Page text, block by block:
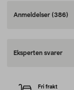
Anmeldelser (386)
Eksperten svarer
Fri frakt